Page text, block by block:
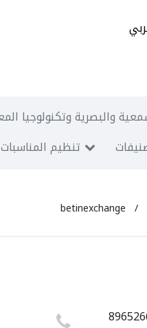
والبصرية وتكنولوجيا
تنظيم
betinexchange